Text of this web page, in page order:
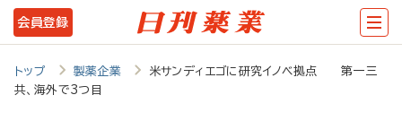
メ
イ
コ
会員登録
トップ 製薬企業
米サンディエゴに研究イノベ拠点 第一三
共、海外で3つ目